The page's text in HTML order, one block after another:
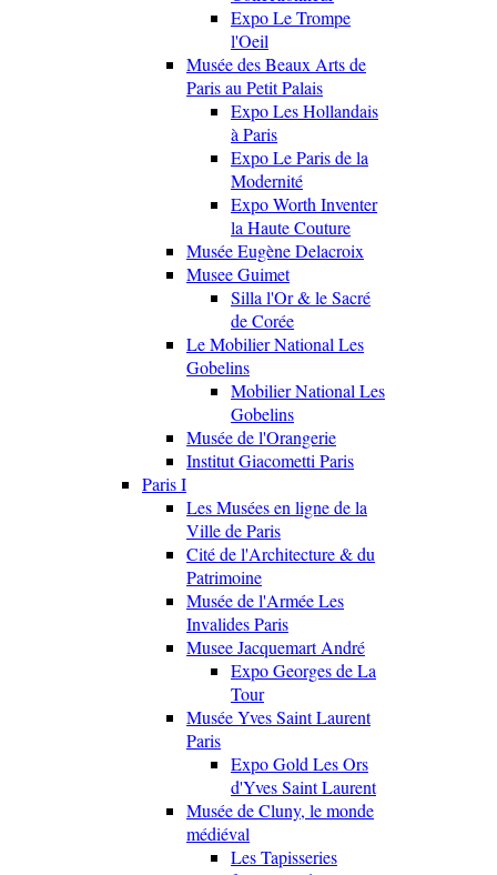
Expo Le Trompe
l'Oeil
Musée des Beaux Arts de
Paris au Petit Palais
Expo Les Hollandais
à Paris
Expo Le Paris de la
Modernité
Expo Worth Inventer
la Haute Couture
Musée Eugène Delacroix
Musee Guimet
Silla l'Or & le Sacré
de Corée
Le Mobilier National Les
Gobelins
Mobilier National Les
Gobelins
Musée de l'Orangerie
Institut Giacometti Paris
Paris I
Les Musées en ligne de la
Ville de Paris
Cité de l'Architecture & du
Patrimoine
Musée de l'Armée Les
Invalides Paris
Musee Jacquemart André
Expo Georges de La
Tour
Musée Yves Saint Laurent
Paris
Expo Gold Les Ors
d'Yves Saint Laurent
Musée de Cluny, le monde
médiéval
Les Tapisseries